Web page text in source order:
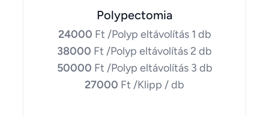
Polypectomia
24000 Ft /Polyp eltávolítás 1 db
38000 Ft /Polyp eltávolítás 2 db
50000 Ft /Polyp eltávolítás 3 db
27000 Ft /Klipp / db